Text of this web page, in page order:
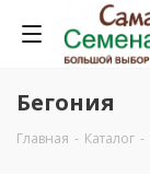
Бегония
Главная - Каталог -